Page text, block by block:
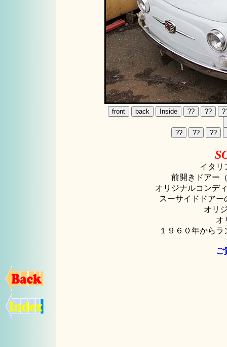
イタリ
前開きドアー
オリジナルコンデ
スーサイドドア
オリ
オ
１９６０年から
ご